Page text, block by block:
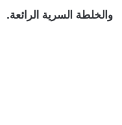
والخلطة السرية الرائعة.